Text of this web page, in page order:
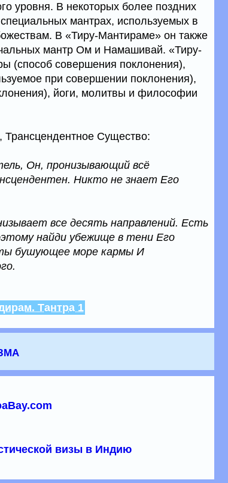
уровня. В некоторых более поздних
мантрах, используемых в
В «Тиру-Мантираме» он также
мантр Ом и Намашивай. «Тиру-
(способ совершения покло­нения),
при совершении поклонения),
йоги, молитвы и философии
Существо:
Он, пронизывающий всё
Никто не знает Его
все десять направлений. Есть
найди убежище в тени Его
бушующее море кармы И
Тантра 1
визы в Индию